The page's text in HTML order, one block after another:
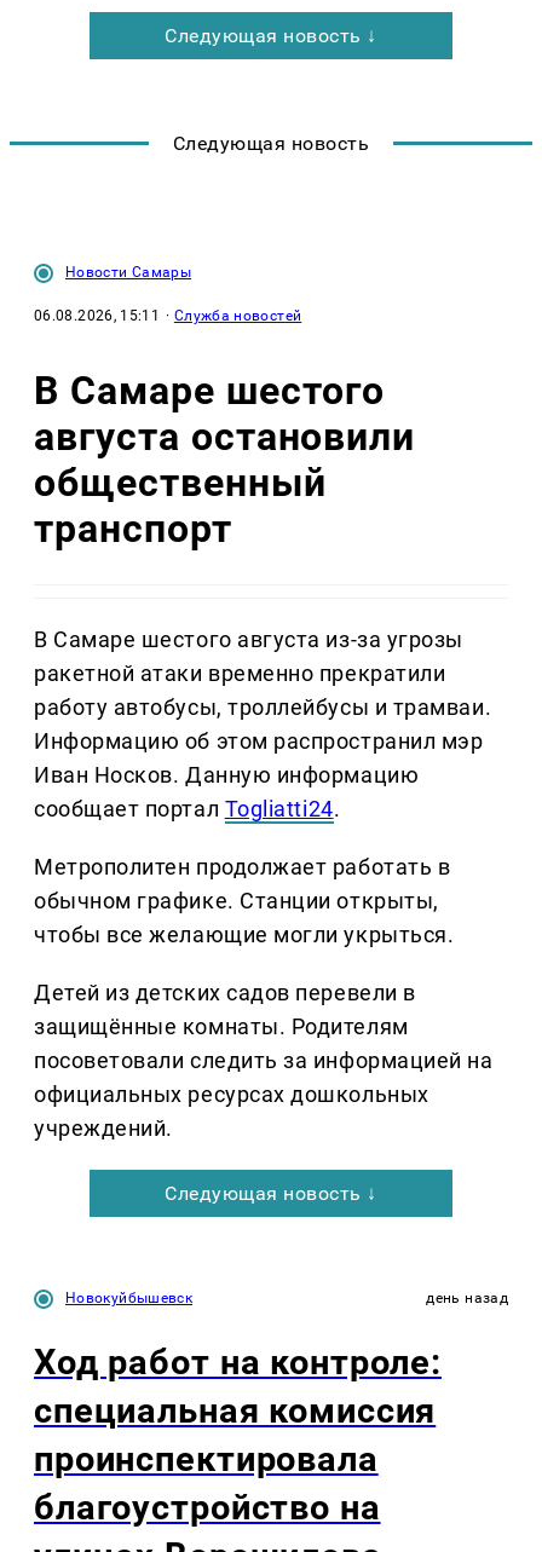
Следующая новость ↓
Следующая новость
Новости Самары
06.08.2026, 15:11 · Служба новостей
В Самаре шестого
августа остановили
общественный
транспорт
В Самаре шестого августа из-за угрозы
ракетной атаки временно прекратили
работу автобусы, троллейбусы и трамваи.
Информацию об этом распространил мэр
Иван Носков. Данную информацию
сообщает портал Togliatti24.
Метрополитен продолжает работать в
обычном графике. Станции открыты,
чтобы все желающие могли укрыться.
Детей из детских садов перевели в
защищённые комнаты. Родителям
посоветовали следить за информацией на
официальных ресурсах дошкольных
учреждений.
Следующая новость ↓
Новокуйбышевск день назад
Ход работ на контроле:
специальная комиссия
проинспектировала
благоустройство на